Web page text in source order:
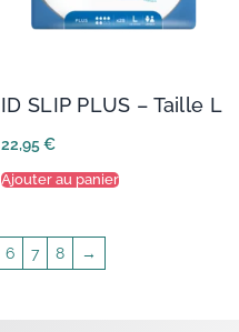
ID SLIP PLUS – Taille L
22,95€
Ajouter au panier
6 7 8 →